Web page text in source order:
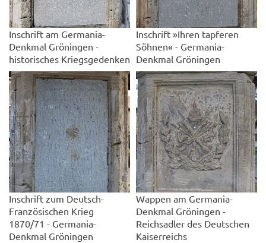
Inschrift am Germania-
Denkmal Gröningen -
historisches Kriegsgedenken
Inschrift »Ihren tapferen
Söhnen« - Germania-
Denkmal Gröningen
Inschrift zum Deutsch-
Französischen Krieg
1870/71 - Germania-
Denkmal Gröningen
Wappen am Germania-
Denkmal Gröningen -
Reichsadler des Deutschen
Kaiserreichs